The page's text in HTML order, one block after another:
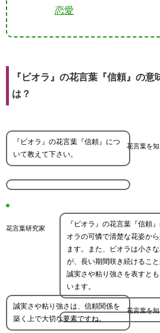
恋愛
『ビオラ』の花言葉『信頼』の意
は？
花言葉を
『ビオラ』の花言葉『信頼』につ
いて教えて下さい。
花言葉研究家
『ビオラ』の花言葉『信頼
オラの可憐で清楚な花姿か
ます。また、ビオラは小さ
が、長い期間咲き続けること
誠実さや粘り強さを表すと
います。
花言葉を
誠実さや粘り強さは、信頼関係を
築く上で大切な要素ですね。